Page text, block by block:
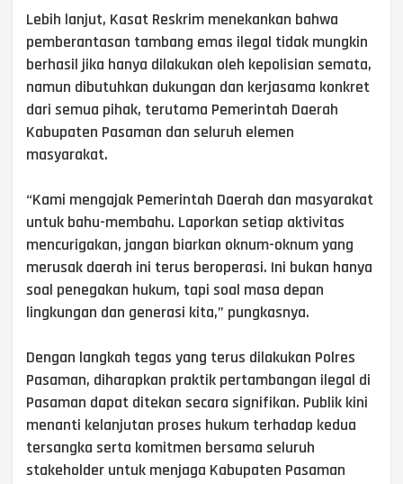
Lebih lanjut, Kasat Reskrim menekankan bahwa
pemberantasan tambang emas ilegal tidak mungkin
berhasil jika hanya dilakukan oleh kepolisian semata,
namun dibutuhkan dukungan dan kerjasama konkret
dari semua pihak, terutama Pemerintah Daerah
Kabupaten Pasaman dan seluruh elemen
masyarakat.
“Kami mengajak Pemerintah Daerah dan masyarakat
untuk bahu-membahu. Laporkan setiap aktivitas
mencurigakan, jangan biarkan oknum-oknum yang
merusak daerah ini terus beroperasi. Ini bukan hanya
soal penegakan hukum, tapi soal masa depan
lingkungan dan generasi kita,” pungkasnya.
Dengan langkah tegas yang terus dilakukan Polres
Pasaman, diharapkan praktik pertambangan ilegal di
Pasaman dapat ditekan secara signifikan. Publik kini
menanti kelanjutan proses hukum terhadap kedua
tersangka serta komitmen bersama seluruh
stakeholder untuk menjaga Kabupaten Pasaman